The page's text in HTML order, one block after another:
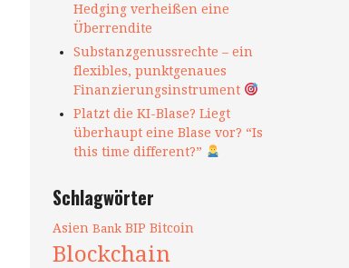
Hedging verheißen eine
Überrendite
Substanzgenussrechte – ein
flexibles, punktgenaues
Finanzierungsinstrument
Platzt die KI-Blase? Liegt
überhaupt eine Blase vor? “Is
this time different?”
Schlagwörter
Asien Bank BIP Bitcoin
Blockchain